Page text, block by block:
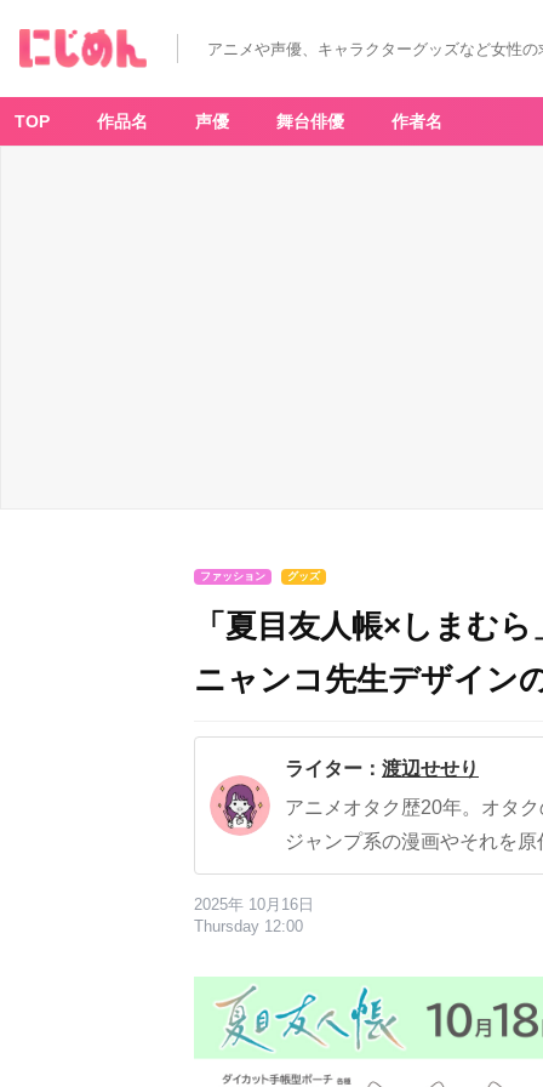
アニメや声優、キャラクターグッズなど女性
TOP 作品名 声優 舞台俳優 作者名
ファッション グッズ
「夏目友人帳×しまむ
ニャンコ先生デザイン
ライター： 渡辺せせり
アニメオタク歴20年。オタ
ジャンプ系の漫画やそれを
2025年 10月16日
Thursday 12:00